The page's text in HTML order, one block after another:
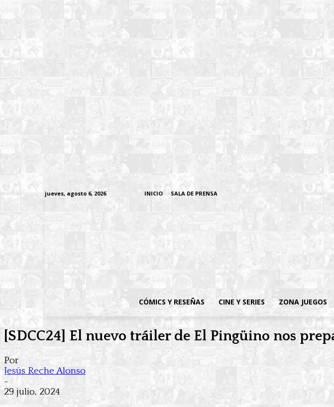
jueves, agosto 6, 2026 INICIO SALA DE PRENSA
CÓMICS Y RESEÑAS CINE Y SERIES ZONA JUEGOS
[SDCC24] El nuevo tráiler de El Pingüino nos
Por
Jesús Reche Alonso
-
29 julio, 2024